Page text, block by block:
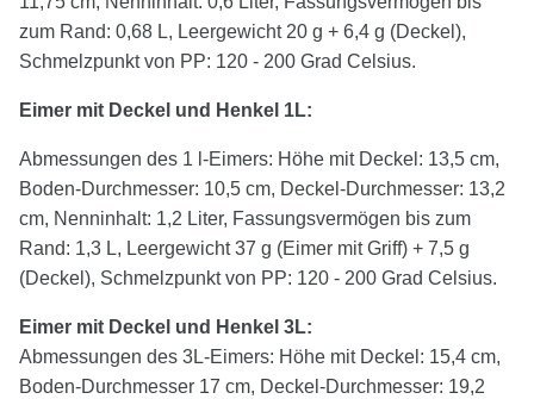
zum Rand: 0,68 L, Leergewicht 20 g + 6,4 g (Deckel),
Schmelzpunkt von PP: 120 - 200 Grad Celsius.
Eimer mit Deckel und Henkel 1L:
Abmessungen des 1 l-Eimers: Höhe mit Deckel: 13,5 cm,
Boden-Durchmesser: 10,5 cm, Deckel-Durchmesser: 13,2
cm, Nenninhalt: 1,2 Liter, Fassungsvermögen bis zum
Rand: 1,3 L, Leergewicht 37 g (Eimer mit Griff) + 7,5 g
(Deckel), Schmelzpunkt von PP: 120 - 200 Grad Celsius.
Eimer mit Deckel und Henkel 3L:
Abmessungen des 3L-Eimers: Höhe mit Deckel: 15,4 cm,
Boden-Durchmesser 17 cm, Deckel-Durchmesser: 19,2